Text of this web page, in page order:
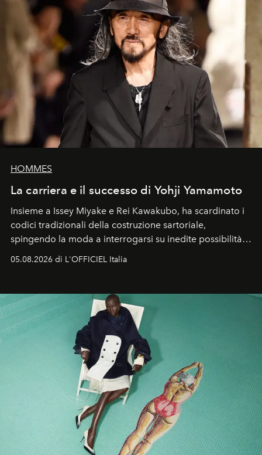
HOMMES
La carriera e il successo di Yohji Yamamoto
Insieme a Issey Miyake e Rei Kawakubo, ha scardinato i
codici tradizionali della costruzione sartoriale,
spingendo la moda a interrogarsi su inedite possibilità
formali e a ridefinire il concetto stesso di silhouette.
un’impronta indelebile nella storia della moda.
05.08.2026 di L'OFFICIEL Italia